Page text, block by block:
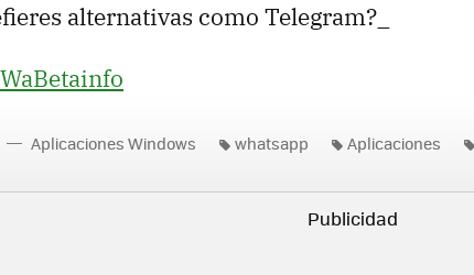
alternativas como Telegram?_
WaBetainfo
Aplicaciones Windows whatsapp Aplicaciones